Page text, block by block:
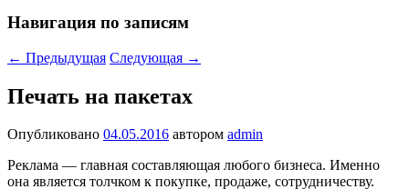
Навигация по записям
← Предыдущая Следующая →
Печать на пакетах
Опубликовано 04.05.2016 автором admin
Реклама — главная составляющая любого бизнеса. Именно
она является толчком к покупке, продаже, сотрудничеству.